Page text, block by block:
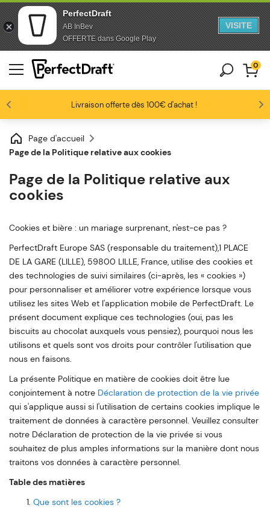
PerfectDraft
AB InBev
OFFERTE dans Google Play
VISITE
Aller au contenu
Sauter au pied de page
Livraison offerte dès 100€ d'achat !
Profitez de -10% dès 3 fûts unitaires
Les amateurs de bière nous adorent
0
Page d'accueil
Page de la Politique relative aux cookies
Page de la Politique relative aux
cookies
Cookies et bière : un mariage surprenant, n'est-ce pas ?
PerfectDraft Europe SAS (responsable du traitement),1 PLACE
DE LA GARE (LILLE), 59800 LILLE, France, utilise des cookies et
des technologies de suivi similaires (ci-après, les « cookies »)
pour personnaliser et améliorer votre expérience lorsque vous
utilisez les sites Web et l'application mobile de PerfectDraft. Le
présent document explique ces technologies (oui, pas les
biscuits au chocolat auxquels vous pensiez), pourquoi nous les
utilisons et quels sont vos droits pour contrôler l'utilisation que
nous en faisons.
La présente Politique en matière de cookies doit être lue
conjointement à notre Déclaration de protection de la vie privée
qui s'applique aussi si l'utilisation de certains cookies implique le
traitement de données à caractère personnel. Veuillez consulter
notre Déclaration de protection de la vie privée si vous
souhaitez de plus amples informations sur la manière dont nous
traitons vos données à caractère personnel.
Table des matières
Que sont les cookies ?